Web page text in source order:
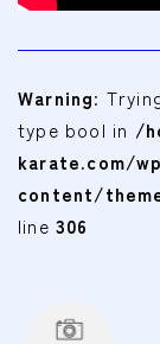
Q＆A
Warning:
type bool in /
karate.com/
content/
line 306